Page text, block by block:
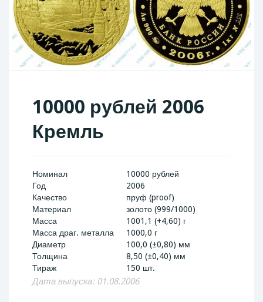
10000 рублей 2006
Кремль
Номинал
10000 рублей
Год
2006
Качество
пруф (proof)
Материал
золото (999/1000)
Масса
1001,1 (+4,60) г
Масса драг. металла
1000,0 г
Диаметр
100,0 (±0,80) мм
Толщина
8,50 (±0,40) мм
Тираж
150 шт.
Дата выпуска: 01.08.2006